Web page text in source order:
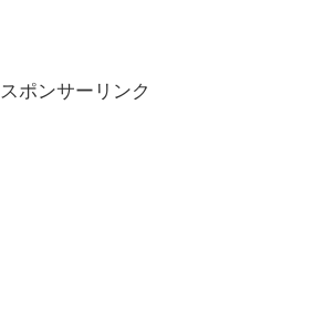
スポンサーリンク